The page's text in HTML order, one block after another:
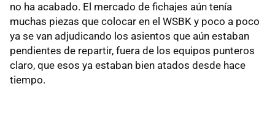
no ha acabado. El mercado de fichajes aún tenía
muchas piezas que colocar en el WSBK y poco a poco
ya se van adjudicando los asientos que aún estaban
pendientes de repartir, fuera de los equipos punteros
claro, que esos ya estaban bien atados desde hace
tiempo.